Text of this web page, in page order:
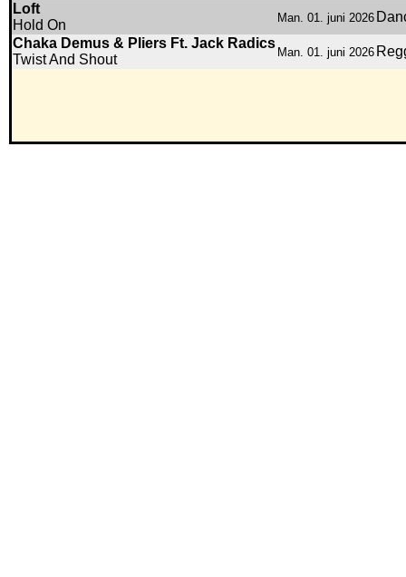
Loft
Hold On
Man. 01. juni 2026
Chaka Demus & Pliers Ft. Jack Radics
Twist And Shout
Man. 01. juni 2026